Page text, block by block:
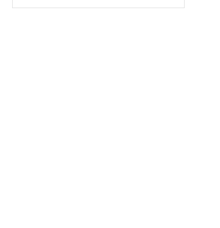
响；<&list>3.稳定器的转向胶套和球头